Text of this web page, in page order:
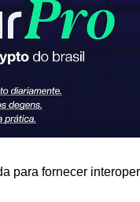
para fornecer